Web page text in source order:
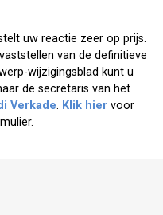
uw reactie zeer op prijs.
van de definitieve
wijzigingsblad kunt u
de secretaris van het
Verkade. Klik hier voor